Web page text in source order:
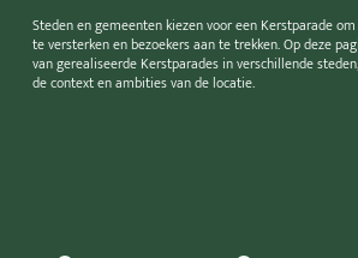
Steden en gemeenten kiezen voor een Kerstparade
te versterken en bezoekers aan te trekken. Op deze
van gerealiseerde Kerstparades in verschillende
de context en ambities van de locatie.